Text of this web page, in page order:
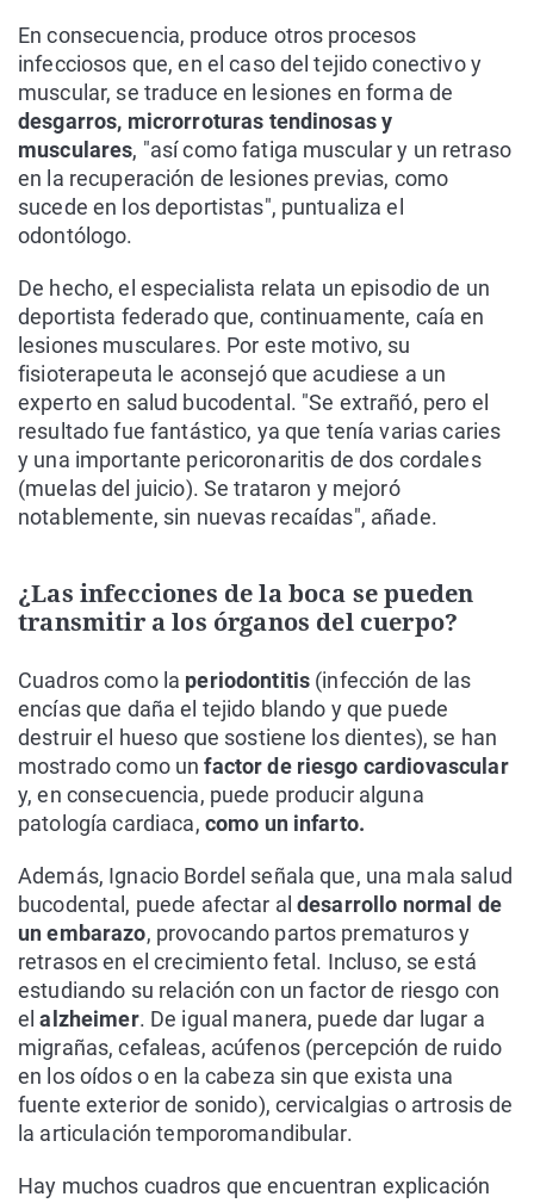
En consecuencia, produce otros procesos
infecciosos que, en el caso del tejido conectivo y
muscular, se traduce en lesiones en forma de
desgarros, microrroturas tendinosas y
musculares, "así como fatiga muscular y un retraso
en la recuperación de lesiones previas, como
sucede en los deportistas", puntualiza el
odontólogo.
De hecho, el especialista relata un episodio de un
deportista federado que, continuamente, caía en
lesiones musculares. Por este motivo, su
fisioterapeuta le aconsejó que acudiese a un
experto en salud bucodental. "Se extrañó, pero el
resultado fue fantástico, ya que tenía varias caries
y una importante pericoronaritis de dos cordales
(muelas del juicio). Se trataron y mejoró
notablemente, sin nuevas recaídas", añade.
¿Las infecciones de la boca se pueden
transmitir a los órganos del cuerpo?
Cuadros como la periodontitis (infección de las
encías que daña el tejido blando y que puede
destruir el hueso que sostiene los dientes), se han
mostrado como unfactor de riesgo cardiovascular
y, en consecuencia, puede producir alguna
patología cardiaca, como un infarto.
Además, Ignacio Bordel señala que, una mala salud
bucodental, puede afectar aldesarrollo normal de
un embarazo, provocando partos prematuros y
retrasos en el crecimiento fetal. Incluso, se está
estudiando su relación con un factor de riesgo con
elalzheimer. De igual manera, puede dar lugar a
migrañas, cefaleas, acúfenos (percepción de ruido
en los oídos o en la cabeza sin que exista una
fuente exterior de sonido), cervicalgias o artrosis de
la articulación temporomandibular.
Hay muchos cuadros que encuentran explicación